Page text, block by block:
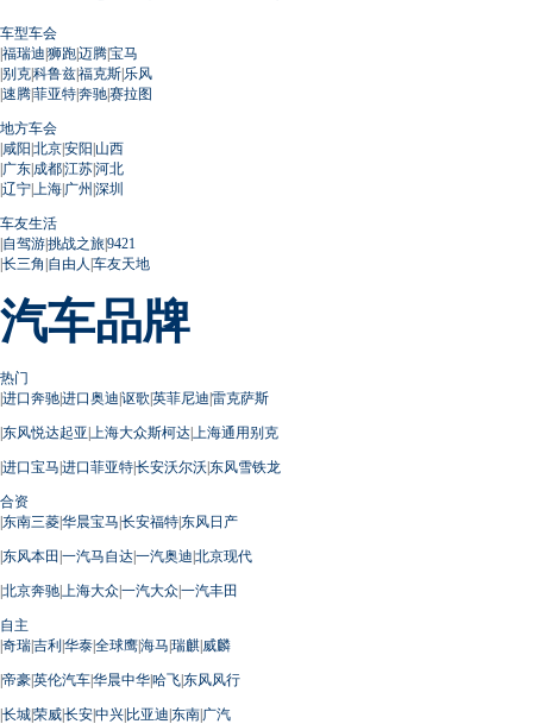
车型车会
|福瑞迪|狮跑|迈腾|宝马
|别克|科鲁兹|福克斯|乐风
|速腾|菲亚特|奔驰|赛拉图
地方车会
|咸阳|北京|安阳|山西
|广东|成都|江苏|河北
|辽宁| 上海|广州 |深圳
车友生活
|自驾游|挑战之旅|9421
|长三角 |自由人 |车友天地
汽车品牌
热门
|进口奔驰|进口奥迪|讴歌|英菲尼迪|雷克萨斯
|东风悦达起亚| 上海大众斯柯达| 上海通用别克
|进口宝马|进口菲亚特|长安沃尔沃|东风雪铁龙
合资
|东南三菱|华晨宝马|长安福特|东风日产
|东风本田 |一汽马自达|一汽奥迪|北京现代
|北京奔驰| 上海大众|一汽大众|一汽丰田
自主
|奇瑞|吉利|华泰|全球鹰|海马|瑞麒|威麟
|帝豪|英伦汽车|华晨中华|哈飞|东风风行
|长城|荣威|长安|中兴|比亚迪|东南|广汽